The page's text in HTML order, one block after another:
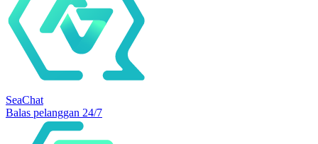
SeaChat
Balas pelanggan 24/7